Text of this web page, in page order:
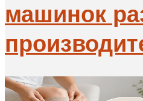
машинок